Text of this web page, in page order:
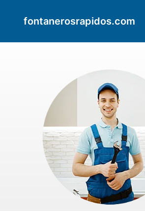
fontanerosrapidos.com